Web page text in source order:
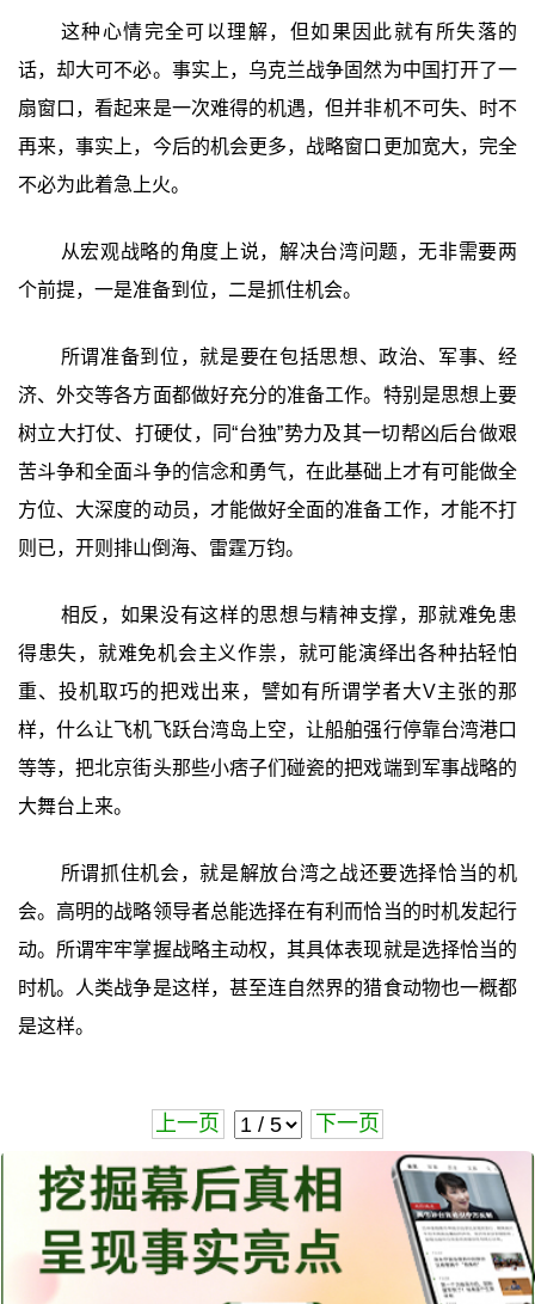
这种心情完全可以理解，但如果因此就有所失落的
话，却大可不必。事实上，乌克兰战争固然为中国打开了一
扇窗口，看起来是一次难得的机遇，但并非机不可失、时不
再来，事实上，今后的机会更多，战略窗口更加宽大，完全
不必为此着急上火。
从宏观战略的角度上说，解决台湾问题，无非需要两
个前提，一是准备到位，二是抓住机会。
所谓准备到位，就是要在包括思想、政治、军事、经
济、外交等各方面都做好充分的准备工作。特别是思想上要
树立大打仗、打硬仗，同“台独”势力及其一切帮凶后台做艰
苦斗争和全面斗争的信念和勇气，在此基础上才有可能做全
方位、大深度的动员，才能做好全面的准备工作，才能不打
则已，开则排山倒海、雷霆万钧。
相反，如果没有这样的思想与精神支撑，那就难免患
得患失，就难免机会主义作祟，就可能演绎出各种拈轻怕
重、投机取巧的把戏出来，譬如有所谓学者大V主张的那
样，什么让飞机飞跃台湾岛上空，让船舶强行停靠台湾港口
等等，把北京街头那些小痞子们碰瓷的把戏端到军事战略的
大舞台上来。
所谓抓住机会，就是解放台湾之战还要选择恰当的机
会。高明的战略领导者总能选择在有利而恰当的时机发起行
动。所谓牢牢掌握战略主动权，其具体表现就是选择恰当的
时机。人类战争是这样，甚至连自然界的猎食动物也一概都
是这样。
上一页 下一页